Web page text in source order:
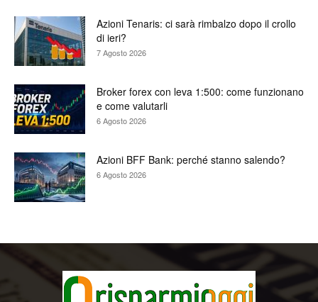
Azioni Tenaris: ci sarà rimbalzo dopo il crollo
di ieri?
7 Agosto 2026
Broker forex con leva 1:500: come funzionano
e come valutarli
6 Agosto 2026
Azioni BFF Bank: perché stanno salendo?
6 Agosto 2026